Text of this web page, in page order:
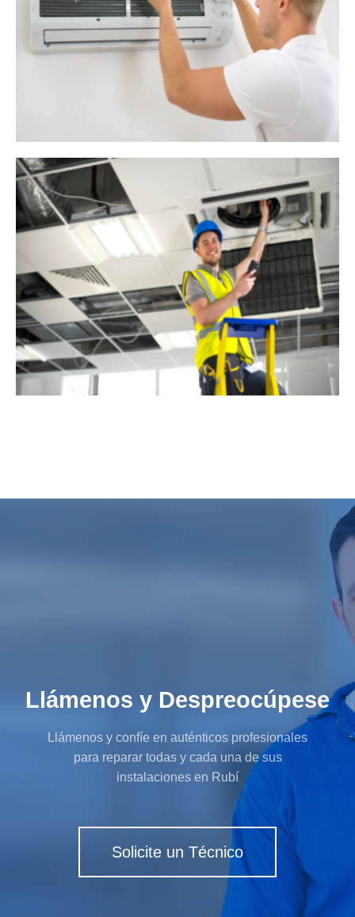
Llámenos y Despreocúpese
Llámenos y confíe en auténticos profesionales
para reparar todas y cada una de sus
instalaciones en Rubí
Solicite un Técnico